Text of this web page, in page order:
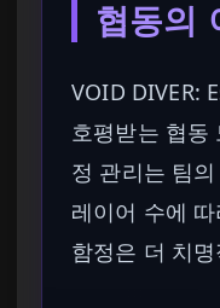
협동의
VOID DIVER:
호평받는 협동
정 관리는 팀
레이어 수에
함정은 더 치